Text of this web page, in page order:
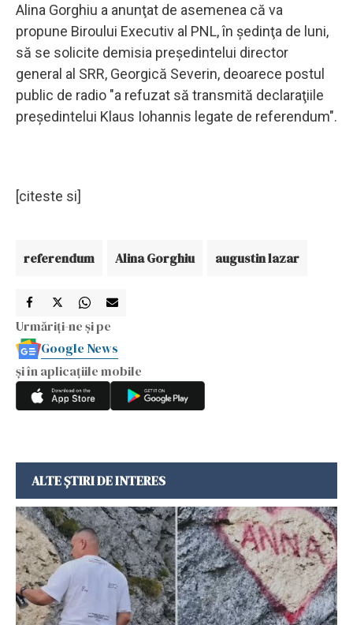
Alina Gorghiu a anunţat de asemenea că va
propune Biroului Executiv al PNL, în şedinţa de luni,
să se solicite demisia preşedintelui director
general al SRR, Georgică Severin, deoarece postul
public de radio "a refuzat să transmită declaraţiile
preşedintelui Klaus Iohannis legate de referendum".
[citeste si]
referendum Alina Gorghiu augustin lazar
Urmăriți-ne și pe
Google News
și în aplicațiile mobile
ALTE ȘTIRI DE INTERES